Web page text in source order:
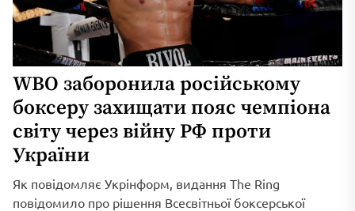
WBO заборонила російському
боксеру захищати пояс чемпіона
світу через війну РФ проти
України
Як повідомляє Укрінформ, видання The Ring
повідомило про рішення Всесвітньої боксерської